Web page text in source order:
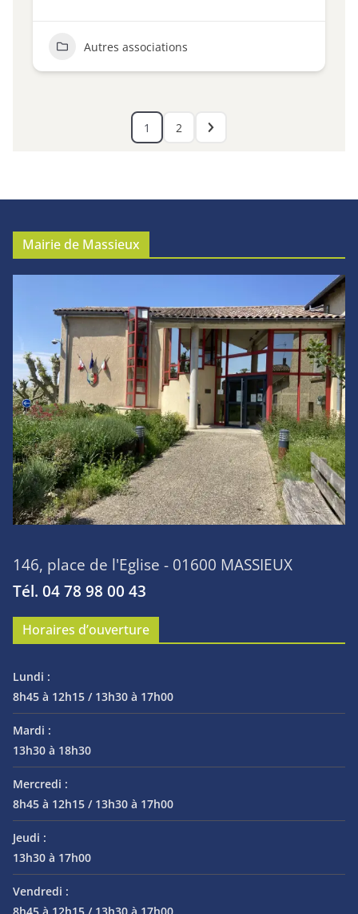
Autres associations
1 2
Mairie de Massieux
146, place de l'Eglise - 01600 MASSIEUX
Tél. 04 78 98 00 43
Horaires d’ouverture
Lundi :
8h45 à 12h15 / 13h30 à 17h00
Mardi :
13h30 à 18h30
Mercredi :
8h45 à 12h15 / 13h30 à 17h00
Jeudi :
13h30 à 17h00
Vendredi :